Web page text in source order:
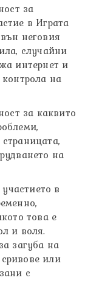
за
в Играта
неговия
случайни
интернет и
на
за каквито
на
в
това е
и воля.
загуба на
или
с